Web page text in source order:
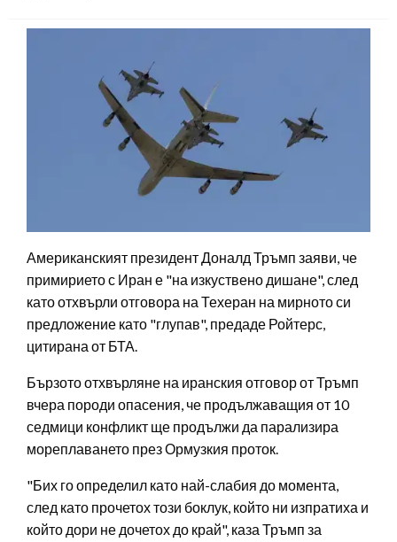
Американският президент Доналд Тръмп заяви, че
примирието с Иран е "на изкуствено дишане", след
като отхвърли отговора на Техеран на мирното си
предложение като "глупав", предаде Ройтерс,
цитирана от БТА.
Бързото отхвърляне на иранския отговор от Тръмп
вчера породи опасения, че продължаващия от 10
седмици конфликт ще продължи да парализира
мореплаването през Ормузкия проток.
"Бих го определил като най-слабия до момента,
след като прочетох този боклук, който ни изпратиха и
който дори не дочетох до край", каза Тръмп за